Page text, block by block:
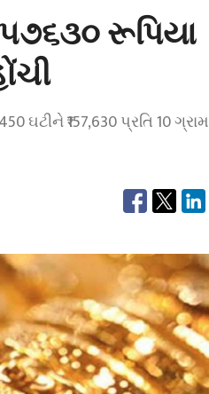
રૂપિયા
ઘટીને ₹157,630 પ્રતિ 10 ગ્રામ